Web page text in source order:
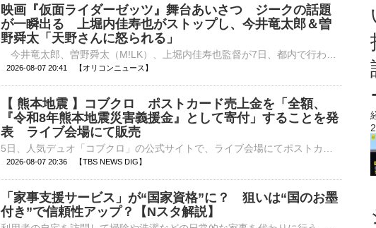
映画『仮面ライダーゼッツ』舞台あいさつ ジークの話題
が一瞬出る 上堀内佳寿也がストップし、今井竜太郎＆曽
野舜太「天野さんに怒られる」
2026-08-07 20:41 【オリコンニュース】
【 熊本地震 】コブクロ ポストカード売上金を「全額、
『令和8年熊本地震災害義援金』として寄付」することを発
表 ライブ会場にて販売
2026-08-07 20:36 【TBS NEWS DIG】
「家事支援サービス」が“国家資格”に？ 狙いは“国のお墨
付き”で信頼性アップ？【Nスタ解説】